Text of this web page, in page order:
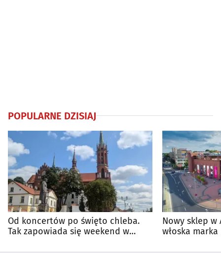
POPULARNE DZISIAJ
Od koncertów po święto chleba.
Tak zapowiada się weekend w
Nowy sklep w
włoska